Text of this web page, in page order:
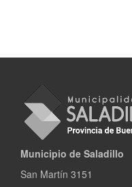
Municipio de Saladillo
San Martín 3151